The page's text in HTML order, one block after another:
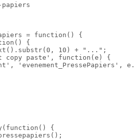
= function() {
{
10) + "...";
paste', function(e) {
'evenement_PressePapiers',
{